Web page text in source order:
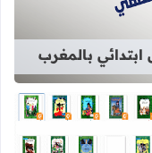
ابتدائي بالمغرب